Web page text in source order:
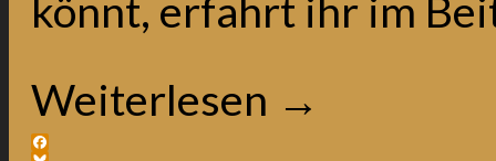
könnt, erfahrt ihr im
Weiterlesen →